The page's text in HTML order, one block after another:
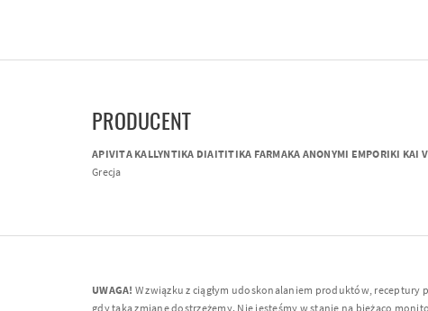
PRODUCENT
APIVITA KALLYNTIKA DIAITITIKA FARMAKA ANONYMI EMPORIKI KAI
Grecja
UWAGA! W związku z ciągłym udoskonalaniem produktów,
gdy taką zmianę dostrzeżemy. Nie jesteśmy w stanie na bieżąco